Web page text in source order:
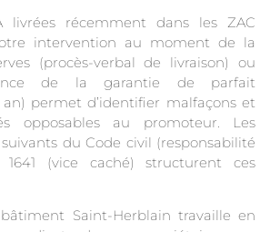
livrées récemment dans les ZAC
intervention au moment de la
(procès-verbal de livraison) ou
de la garantie de parfait
an) permet d’identifier malfaçons et
opposables au promoteur. Les
du Code civil (responsabilité
(vice caché) structurent ces
Saint-Herblain travaille en